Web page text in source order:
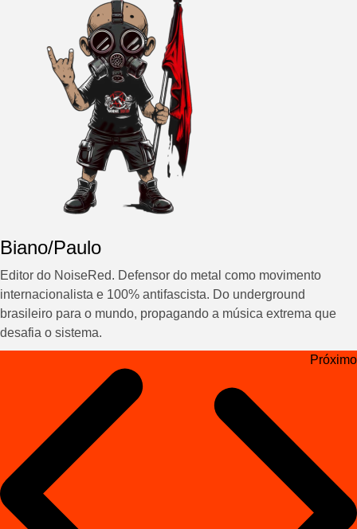
Biano/Paulo
Editor do NoiseRed. Defensor do metal como movimento
internacionalista e 100% antifascista. Do underground
brasileiro para o mundo, propagando a música extrema que
desafia o sistema.
Navegação
Próximo